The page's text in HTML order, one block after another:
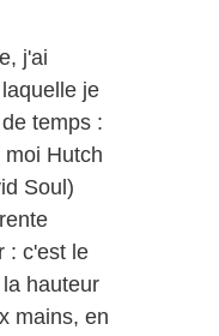
j'ai
je
temps :
Hutch
Soul)
: c'est le
hauteur
mains, en